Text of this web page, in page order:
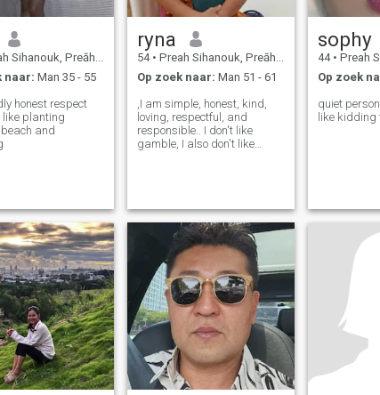
Preăh Seihânŭ, Cambodja
naar: Man 35 - 55
honest respect
like planting
and
ryna
54 • Preah Sihanouk, Preăh Seihânŭ, Cambodja
Op zoek naar: Man 51 - 61
,I am simple, honest, kind,
loving, respectful, and
responsible.. I don't like
gamble, I also don't like
currently I am retied.
sophy
44 • Preah
Op zoek
quiet
like kidding